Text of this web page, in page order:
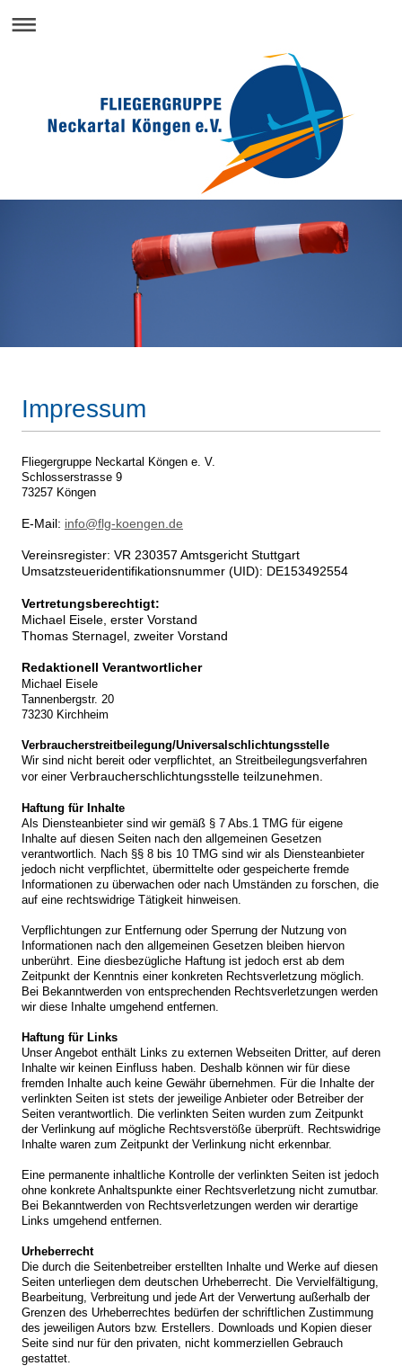
Impressum
Fliegergruppe Neckartal Köngen e. V.
Schlosserstrasse 9
73257 Köngen
E-Mail: info@flg-koengen.de
Vereinsregister: VR 230357 Amtsgericht Stuttgart
Umsatzsteueridentifikationsnummer (UID): DE153492554
Vertretungsberechtigt:
Michael Eisele, erster Vorstand
Thomas Sternagel, zweiter Vorstand
Redaktionell Verantwortlicher
Michael Eisele
Tannenbergstr. 20
73230 Kirchheim
Verbraucherstreitbeilegung/Universalschlichtungsstelle
Wir sind nicht bereit oder verpflichtet, an Streitbeilegungsverfahren
vor einer Verbraucherschlichtungsstelle teilzunehmen.
Haftung für Inhalte
Als Diensteanbieter sind wir gemäß § 7 Abs.1 TMG für eigene
Inhalte auf diesen Seiten nach den allgemeinen Gesetzen
verantwortlich. Nach §§ 8 bis 10 TMG sind wir als Diensteanbieter
jedoch nicht verpflichtet, übermittelte oder gespeicherte fremde
Informationen zu überwachen oder nach Umständen zu forschen, die
auf eine rechtswidrige Tätigkeit hinweisen.
Verpflichtungen zur Entfernung oder Sperrung der Nutzung von
Informationen nach den allgemeinen Gesetzen bleiben hiervon
unberührt. Eine diesbezügliche Haftung ist jedoch erst ab dem
Zeitpunkt der Kenntnis einer konkreten Rechtsverletzung möglich.
Bei Bekanntwerden von entsprechenden Rechtsverletzungen werden
wir diese Inhalte umgehend entfernen.
Haftung für Links
Unser Angebot enthält Links zu externen Webseiten Dritter, auf deren
Inhalte wir keinen Einfluss haben. Deshalb können wir für diese
fremden Inhalte auch keine Gewähr übernehmen. Für die Inhalte der
verlinkten Seiten ist stets der jeweilige Anbieter oder Betreiber der
Seiten verantwortlich. Die verlinkten Seiten wurden zum Zeitpunkt
der Verlinkung auf mögliche Rechtsverstöße überprüft. Rechtswidrige
Inhalte waren zum Zeitpunkt der Verlinkung nicht erkennbar.
Eine permanente inhaltliche Kontrolle der verlinkten Seiten ist jedoch
ohne konkrete Anhaltspunkte einer Rechtsverletzung nicht zumutbar.
Bei Bekanntwerden von Rechtsverletzungen werden wir derartige
Links umgehend entfernen.
Urheberrecht
Die durch die Seitenbetreiber erstellten Inhalte und Werke auf diesen
Seiten unterliegen dem deutschen Urheberrecht. Die Vervielfältigung,
Bearbeitung, Verbreitung und jede Art der Verwertung außerhalb der
Grenzen des Urheberrechtes bedürfen der schriftlichen Zustimmung
des jeweiligen Autors bzw. Erstellers. Downloads und Kopien dieser
Seite sind nur für den privaten, nicht kommerziellen Gebrauch
gestattet.